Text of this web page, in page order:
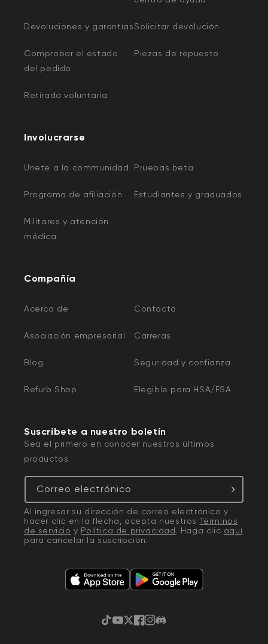
Devoluciones y garantíasSolicitar devolución
Comprobar el estado
del pedido
Piezas de repuesto
Retirada voluntaria
Involucrarse
Unete a la communidad Pruebas beta
Programa de afiliación Estudiantes y graduados
Militares y atención
médica
Compañía
Acerca de Contacto
Asociación empresarial Carreras
Blog Seguridad y confianza
Refurb Shop Elegible para HSA/FSA
Suscríbete a nuestro boletín
Sea el primero en conocer nuestros últimos
productos.
Correo electrónico
Al ingresar su dirección de correo electrónico y
hacer clic en la flecha, acepta nuestros Términos
de servicio y Política de privacidad. Haga clic aquí
para cancelar la suscripción.
TikTok
YouTube
Twitter
Facebook
Instagram
Discordia